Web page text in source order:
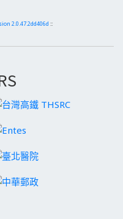
2.0.47.2dd406d ::